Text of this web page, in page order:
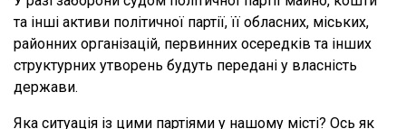
та інші активи політичної партії, її обласних, міських,
районних організацій, первинних осередків та інших
структурних утворень будуть передані у власність
держави.
Яка ситуація із цими партіями у нашому місті? Ось як